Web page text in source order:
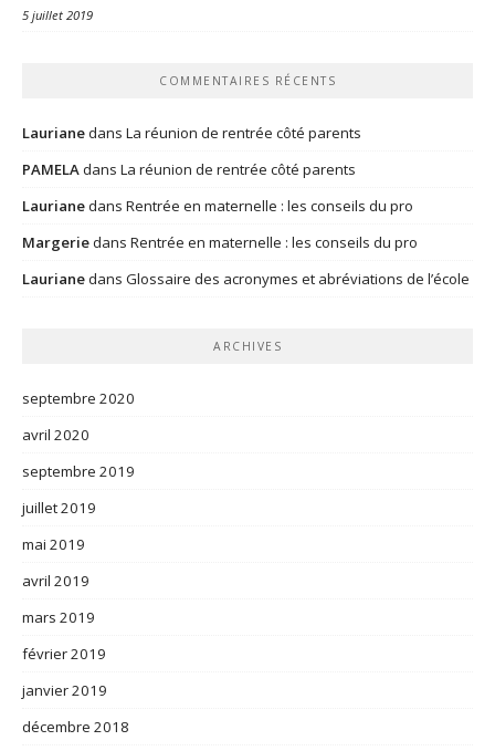
5 juillet 2019
COMMENTAIRES RÉCENTS
Laurianedans La réunion de rentrée côté parents
PAMELAdans La réunion de rentrée côté parents
Laurianedans Rentrée en maternelle : les conseils du pro
Margeriedans Rentrée en maternelle : les conseils du pro
Laurianedans Glossaire des acronymes et abréviations de l’école
ARCHIVES
septembre 2020
avril 2020
septembre 2019
juillet 2019
mai 2019
avril 2019
mars 2019
février 2019
janvier 2019
décembre 2018